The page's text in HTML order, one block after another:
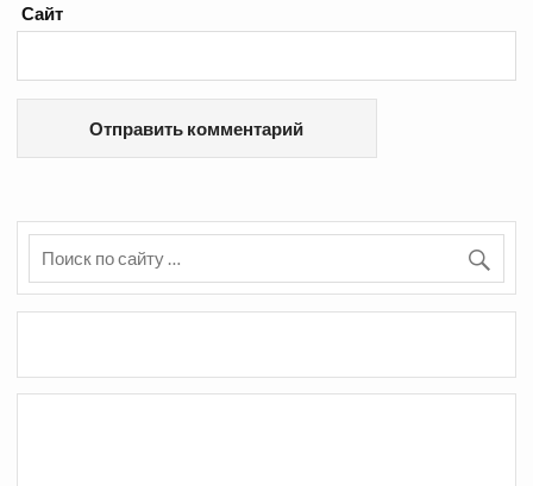
Сайт